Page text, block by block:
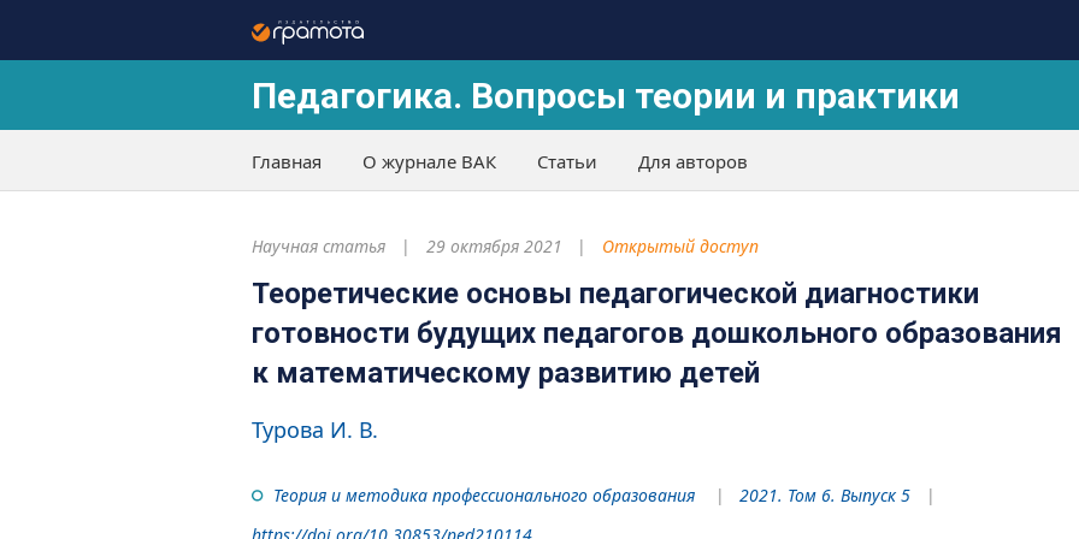
Педагогика. Вопросы теории и практики
Главная О журнале ВАК Статьи Для авторов
Научная статья 29 октября 2021 Открытый доступ
Теоретические основы педагогической диагностики
готовности будущих педагогов дошкольного образования
к математическому развитию детей
Турова И. В.
Теория и методика профессионального образования
2021. Том 6. Выпуск 5